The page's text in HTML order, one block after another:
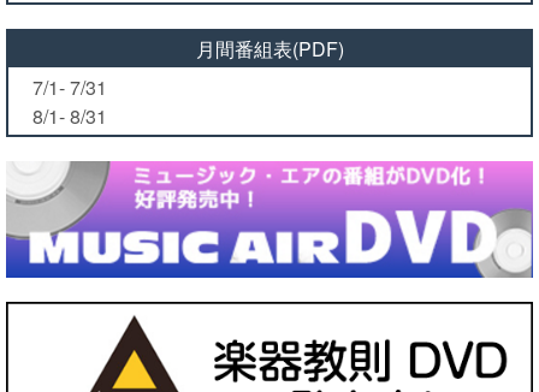
月間番組表(PDF)
7/1- 7/31
8/1- 8/31